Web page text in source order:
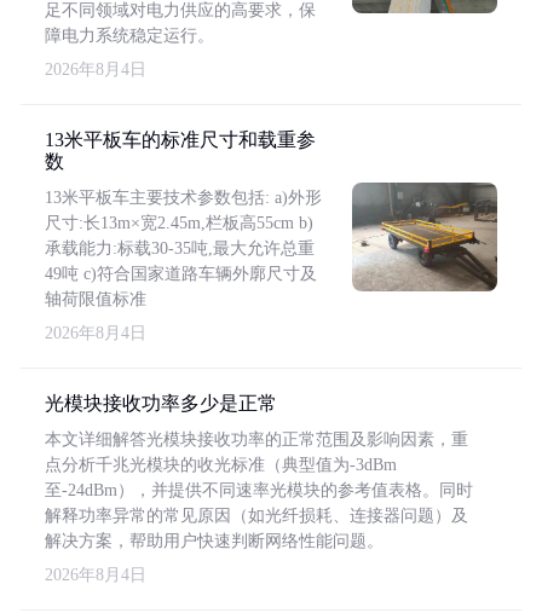
足不同领域对电力供应的高要求，保
障电力系统稳定运行。
2026年8月4日
13米平板车的标准尺寸和载重参
数
13米平板车主要技术参数包括: a)外形
尺寸:长13m×宽2.45m,栏板高55cm b)
承载能力:标载30-35吨,最大允许总重
49吨 c)符合国家道路车辆外廓尺寸及
轴荷限值标准
2026年8月4日
光模块接收功率多少是正常
本文详细解答光模块接收功率的正常范围及影响因素，重
点分析千兆光模块的收光标准（典型值为-3dBm
至-24dBm），并提供不同速率光模块的参考值表格。同时
解释功率异常的常见原因（如光纤损耗、连接器问题）及
解决方案，帮助用户快速判断网络性能问题。
2026年8月4日